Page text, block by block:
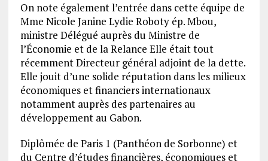
On note également l’entrée dans cette équipe de
Mme Nicole Janine Lydie Roboty ép. Mbou,
ministre Délégué auprès du Ministre de
l’Économie et de la Relance Elle était tout
récemment Directeur général adjoint de la dette.
Elle jouit d’une solide réputation dans les milieux
économiques et financiers internationaux
notamment auprès des partenaires au
développement au Gabon.
Diplômée de Paris 1 (Panthéon de Sorbonne) et
du Centre d’études financières, économiques et